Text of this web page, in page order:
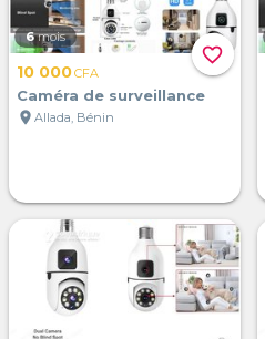
favorite_border
6 mois
10 000CFA
Caméra de surveillance
location_on Allada, Bénin